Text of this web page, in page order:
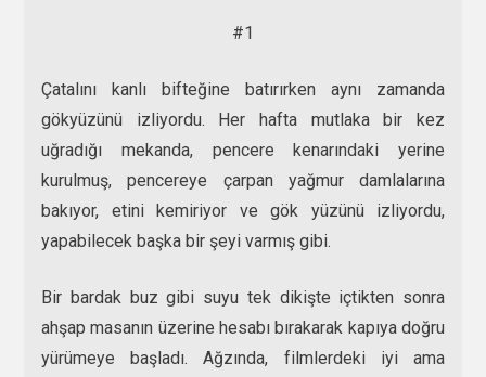
#1
Çatalını kanlı bifteğine batırırken aynı zamanda
gökyüzünü izliyordu. Her hafta mutlaka bir kez
uğradığı mekanda, pencere kenarındaki yerine
kurulmuş, pencereye çarpan yağmur damlalarına
bakıyor, etini kemiriyor ve gök yüzünü izliyordu,
yapabilecek başka bir şeyi varmış gibi.
Bir bardak buz gibi suyu tek dikişte içtikten sonra
ahşap masanın üzerine hesabı bırakarak kapıya doğru
yürümeye başladı. Ağzında, filmlerdeki iyi ama